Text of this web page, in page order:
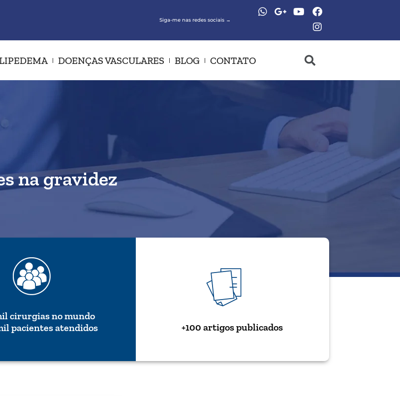
Siga-me nas redes sociais →
DOENÇAS VASCULARES BLOG CONTATO
na gravidez
cirurgias no mundo
pacientes atendidos
+100 artigos publicados